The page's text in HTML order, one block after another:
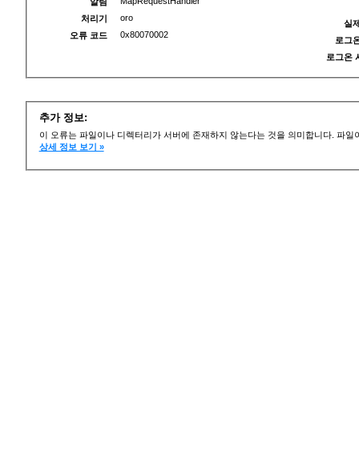
처리기
oro
오류 코드
0x80070002
실
로그
로그온
추가 정보:
이 오류는 파일이나 디렉터리가 서버에 존재하지 않는다는 것을 의미합니다. 파
상세 정보 보기 »